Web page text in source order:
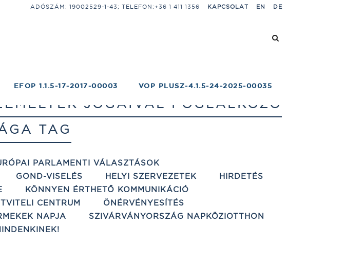
ADÓSZÁM: 19002529-1-43; TELEFON:+36 1 411 1356 KAPCSOLAT EN DE
EFOP 1.1.5-17-2017-00003 VOP PLUSZ-4.1.5-24-2025-00035
JOGAIVAL FOGLALKOZÓ
TAG
PARLAMENTI VÁLASZTÁSOK
GOND-VISELÉS HELYI SZERVEZETEK
HIRDETÉS
KÖNNYEN ÉRTHETŐ KOMMUNIKÁCIÓ
CENTRUM
ÖNÉRVÉNYESÍTÉS
NAPJA
SZIVÁRVÁNYORSZÁG NAPKÖZIOTTHON